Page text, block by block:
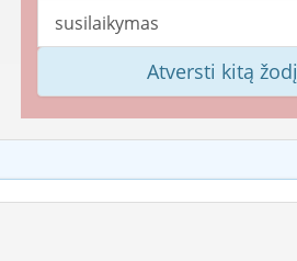
susilaikymas
Atversti kitą žodį